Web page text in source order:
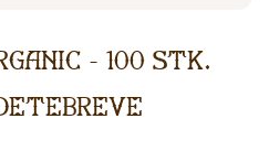
- 100 stk.